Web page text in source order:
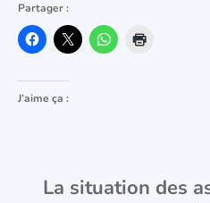
Partager :
J’aime ça :
La situation des